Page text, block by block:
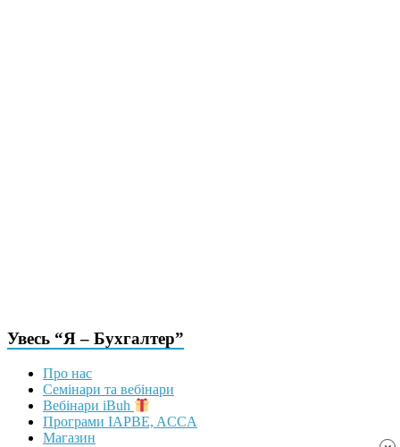
Увесь “Я – Бухгалтер”
Про нас
Семінари та вебінари
Вебінари iBuh
Програми IAPBE, ACCA
Магазин